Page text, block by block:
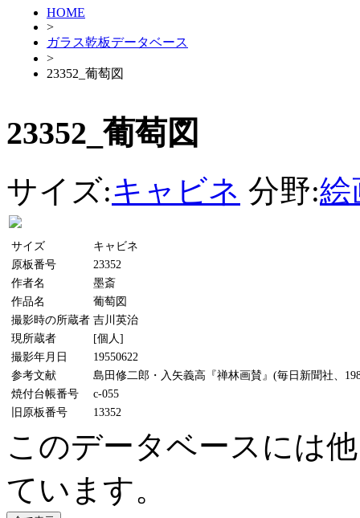
HOME
>
ガラス乾板データベース
>
23352_葡萄図
23352_葡萄図
サイズ:キャビネ 分野:絵
サイズ
キャビネ
原板番号
23352
作者名
墨斎
作品名
葡萄図
撮影時の所蔵者 吉川英治
現所蔵者
[個人]
撮影年月日
19550622
参考文献
島田修二郎・入矢義高『禅林画賛』(毎日新聞社、
焼付台帳番号
c-055
旧原板番号
13352
このデータベースには
ています。